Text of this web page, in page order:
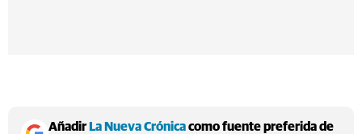
Añadir La Nueva Crónicacomo fuente preferida de